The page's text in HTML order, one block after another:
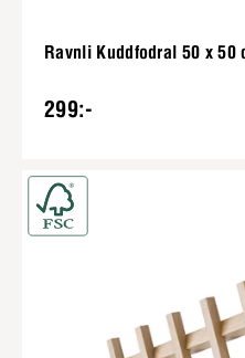
Ravnli Kuddfodral 50 x 50
299:-